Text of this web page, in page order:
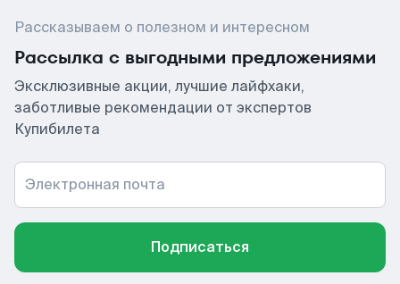
Рассказываем о полезном и интересном
Рассылка с выгодными предложениями
Эксклюзивные акции, лучшие лайфхаки,
заботливые рекомендации от экспертов
Купибилета
Электронная почта
Подписаться